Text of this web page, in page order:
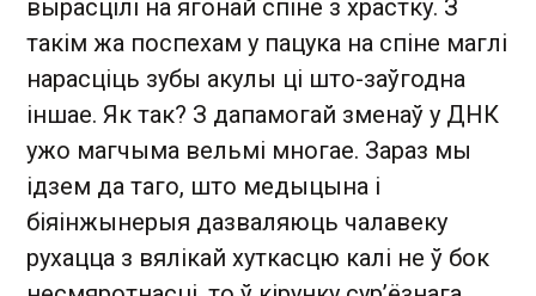
вырасцілі на ягонай спіне з храстку. З
такім жа поспехам у пацука на спіне маглі
нарасціць зубы акулы ці што-заўгодна
іншае. Як так? З дапамогай зменаў у ДНК
ужо магчыма вельмі многае. Зараз мы
ідзем да таго, што медыцына і
біяінжынерыя дазваляюць чалавеку
рухацца з вялікай хуткасцю калі не ў бок